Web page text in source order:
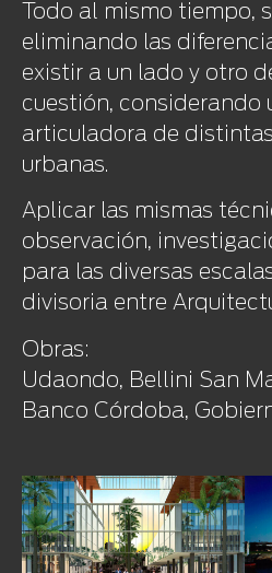
Todo al mismo tiempo,
eliminando las
existir a un lado y otro
cuestión, considerando
articuladora de
urbanas.
Aplicar las mismas
observación,
para las diversas
divisoria entre
Obras:
Udaondo, Bellini San
Banco Córdoba,